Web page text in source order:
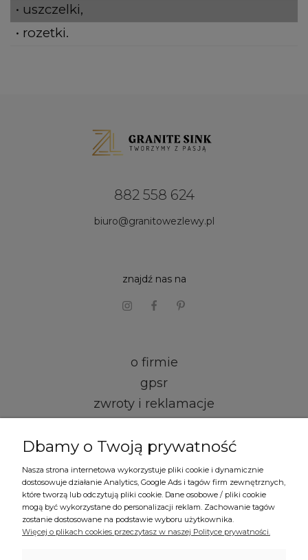
• uszczelki,
• rozetki.
882 558 624
biuro@granitowezlewy.pl
o firmie
gpsr
zwroty i reklamacje
kontakt i dane firmy
regulamin
formy płatności
czas i koszty dostawy
polityka prywatności
znajdź nas na
Dbamy o Twoją prywatność
Nasza strona internetowa wykorzystuje pliki cookie i dynamicznie
dostosowuje działanie Analytics, Google Ads i tagów firm zewnętrznych,
które tworzą lub odczytują pliki cookie. Dane osobowe / pliki cookie
mogą być wykorzystane do personalizacji reklam. Zachowanie tagów
zostanie dostosowane na podstawie wyboru użytkownika.
Więcej o plikach cookies przeczytasz w naszej Polityce prywatności.